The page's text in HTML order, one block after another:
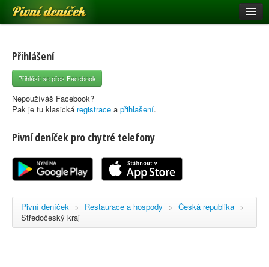
Pivní deníček
Pivní mapa
Pivní značky
Nápověda
Registrace
Přihlášení
Přihlásit se přes Facebook
Nepoužíváš Facebook?
Pak je tu klasická registrace a přihlašení.
Pivní deníček pro chytré telefony
Pivní deníček > Restaurace a hospody > Česká republika >
Středočeský kraj